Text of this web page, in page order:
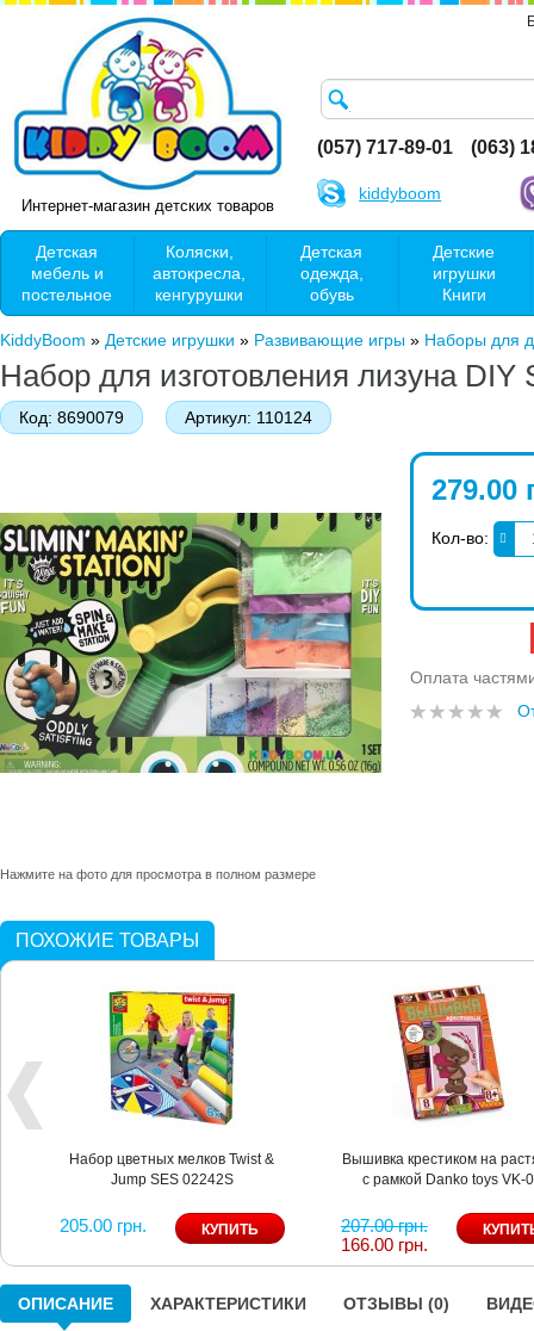
Интернет-магазин детских товаров
(057) 717-89-01 (063)
kiddyboom
Детская
мебель и
постельное
Коляски,
автокресла,
кенгурушки
Детская
одежда,
обувь
Детские
игрушки
Книги
KiddyBoom » Детские игрушки » Развивающие игры » Наборы для
Набор для изготовления лизуна
Код: 8690079 Артикул: 110124
Нажмите на фото для просмотра в полном размере
279.00
Кол-во:
Оплата
ПОХОЖИЕ ТОВАРЫ
Набор цветных мелков Twist &
Jump SES 02242S
205.00 грн.
Вышивка крестиком на
с рамкой Danko toys VK-
207.00 грн.
166.00 грн.
ОПИСАНИЕ ХАРАКТЕРИСТИКИ ОТЗЫВЫ (0)